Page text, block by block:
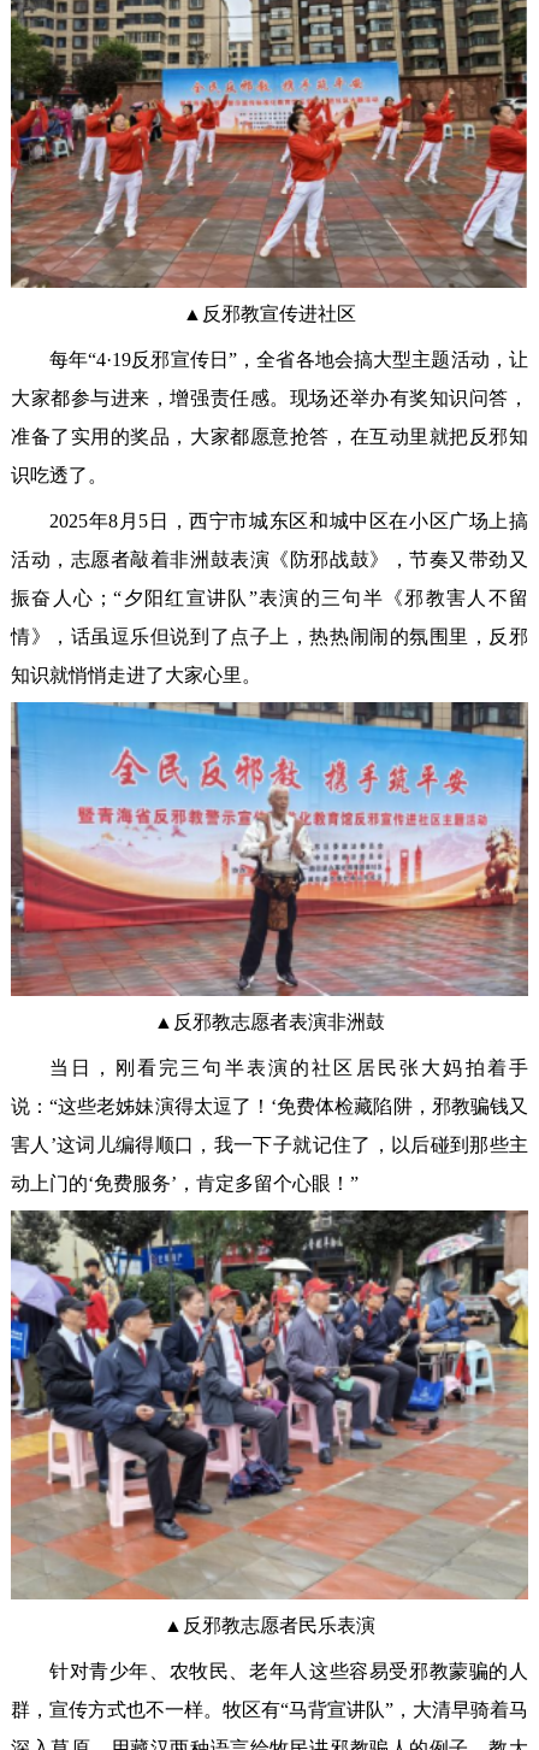
▲反邪教宣传进社区
每年“4·19反邪宣传日”，全省各地会搞大型主题活动，让
大家都参与进来，增强责任感。现场还举办有奖知识问答，
准备了实用的奖品，大家都愿意抢答，在互动里就把反邪知
识吃透了。
2025年8月5日，西宁市城东区和城中区在小区广场上搞
活动，志愿者敲着非洲鼓表演《防邪战鼓》，节奏又带劲又
振奋人心；“夕阳红宣讲队”表演的三句半《邪教害人不留
情》，话虽逗乐但说到了点子上，热热闹闹的氛围里，反邪
知识就悄悄走进了大家心里。
▲反邪教志愿者表演非洲鼓
当日，刚看完三句半表演的社区居民张大妈拍着手
说：“这些老姊妹演得太逗了！‘免费体检藏陷阱，邪教骗钱又
害人’这词儿编得顺口，我一下子就记住了，以后碰到那些主
动上门的‘免费服务’，肯定多留个心眼！”
▲反邪教志愿者民乐表演
针对青少年、农牧民、老年人这些容易受邪教蒙骗的人
群，宣传方式也不一样。牧区有“马背宣讲队”，大清早骑着马